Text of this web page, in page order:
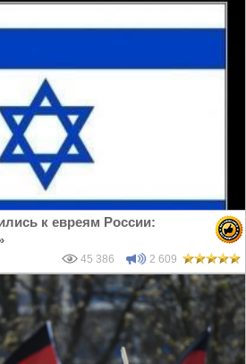
к евреям России:
45 386 2 609